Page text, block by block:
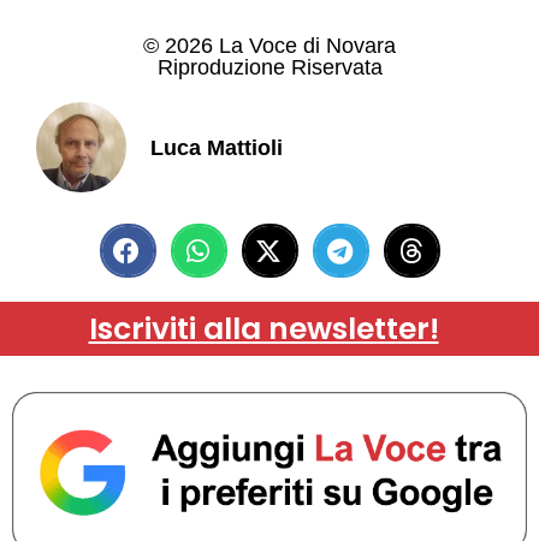
© 2026 La Voce di Novara
Riproduzione Riservata
Luca Mattioli
Iscriviti alla newsletter!